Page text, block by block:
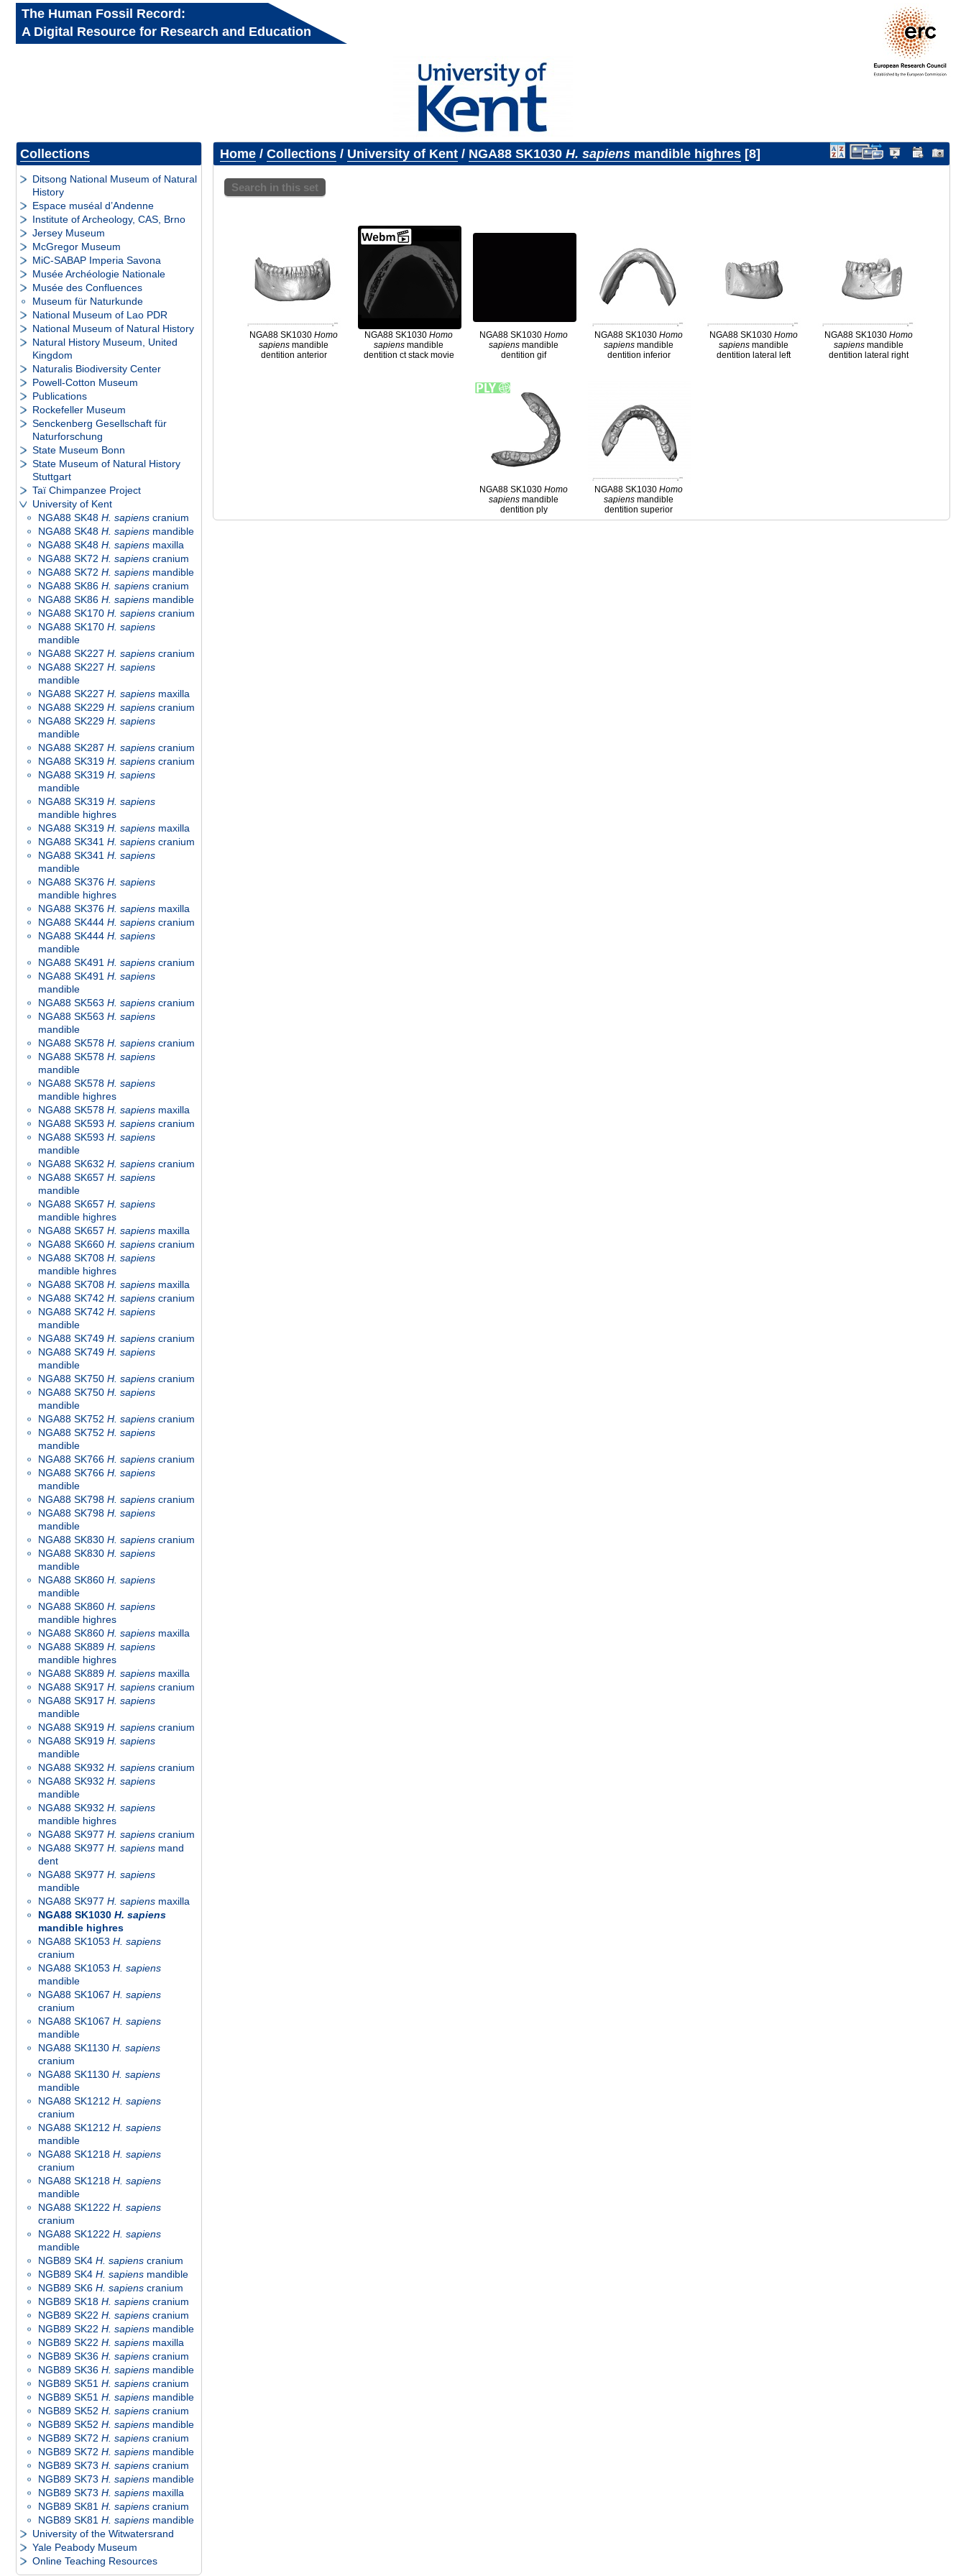
The Human Fossil Record:
A Digital Resource for Research and Education
Collections
Ditsong National Museum of Natural
History
Espace muséal d’Andenne
Institute of Archeology, CAS, Brno
Jersey Museum
McGregor Museum
MiC-SABAP Imperia Savona
Musée Archéologie Nationale
Musée des Confluences
Museum für Naturkunde
National Museum of Lao PDR
National Museum of Natural History
Natural History Museum, United
Kingdom
Naturalis Biodiversity Center
Powell-Cotton Museum
Publications
Rockefeller Museum
Senckenberg Gesellschaft für
Naturforschung
State Museum Bonn
State Museum of Natural History
Stuttgart
Taï Chimpanzee Project
University of Kent
NGA88 SK48 H. sapiens cranium
NGA88 SK48 H. sapiens mandible
NGA88 SK48 H. sapiens maxilla
NGA88 SK72 H. sapiens cranium
NGA88 SK72 H. sapiens mandible
NGA88 SK86 H. sapiens cranium
NGA88 SK86 H. sapiens mandible
NGA88 SK170 H. sapiens cranium
NGA88 SK170 H. sapiens
mandible
NGA88 SK227 H. sapiens cranium
NGA88 SK227 H. sapiens
mandible
NGA88 SK227 H. sapiens maxilla
NGA88 SK229 H. sapiens cranium
NGA88 SK229 H. sapiens
mandible
NGA88 SK287 H. sapiens cranium
NGA88 SK319 H. sapiens cranium
NGA88 SK319 H. sapiens
mandible
NGA88 SK319 H. sapiens
mandible highres
NGA88 SK319 H. sapiens maxilla
NGA88 SK341 H. sapiens cranium
NGA88 SK341 H. sapiens
mandible
NGA88 SK376 H. sapiens
mandible highres
NGA88 SK376 H. sapiens maxilla
NGA88 SK444 H. sapiens cranium
NGA88 SK444 H. sapiens
mandible
NGA88 SK491 H. sapiens cranium
NGA88 SK491 H. sapiens
mandible
NGA88 SK563 H. sapiens cranium
NGA88 SK563 H. sapiens
mandible
NGA88 SK578 H. sapiens cranium
NGA88 SK578 H. sapiens
mandible
NGA88 SK578 H. sapiens
mandible highres
NGA88 SK578 H. sapiens maxilla
NGA88 SK593 H. sapiens cranium
NGA88 SK593 H. sapiens
mandible
NGA88 SK632 H. sapiens cranium
NGA88 SK657 H. sapiens
mandible
NGA88 SK657 H. sapiens
mandible highres
NGA88 SK657 H. sapiens maxilla
NGA88 SK660 H. sapiens cranium
NGA88 SK708 H. sapiens
mandible highres
NGA88 SK708 H. sapiens maxilla
NGA88 SK742 H. sapiens cranium
NGA88 SK742 H. sapiens
mandible
NGA88 SK749 H. sapiens cranium
NGA88 SK749 H. sapiens
mandible
NGA88 SK750 H. sapiens cranium
NGA88 SK750 H. sapiens
mandible
NGA88 SK752 H. sapiens cranium
NGA88 SK752 H. sapiens
mandible
NGA88 SK766 H. sapiens cranium
NGA88 SK766 H. sapiens
mandible
NGA88 SK798 H. sapiens cranium
NGA88 SK798 H. sapiens
mandible
NGA88 SK830 H. sapiens cranium
NGA88 SK830 H. sapiens
mandible
NGA88 SK860 H. sapiens
mandible
NGA88 SK860 H. sapiens
mandible highres
NGA88 SK860 H. sapiens maxilla
NGA88 SK889 H. sapiens
mandible highres
NGA88 SK889 H. sapiens maxilla
NGA88 SK917 H. sapiens cranium
NGA88 SK917 H. sapiens
mandible
NGA88 SK919 H. sapiens cranium
NGA88 SK919 H. sapiens
mandible
NGA88 SK932 H. sapiens cranium
NGA88 SK932 H. sapiens
mandible
NGA88 SK932 H. sapiens
mandible highres
NGA88 SK977 H. sapiens cranium
NGA88 SK977 H. sapiens mand
dent
NGA88 SK977 H. sapiens
mandible
NGA88 SK977 H. sapiens maxilla
NGA88 SK1030 H. sapiens
mandible highres
NGA88 SK1053 H. sapiens
cranium
NGA88 SK1053 H. sapiens
mandible
NGA88 SK1067 H. sapiens
cranium
NGA88 SK1067 H. sapiens
mandible
NGA88 SK1130 H. sapiens
cranium
NGA88 SK1130 H. sapiens
mandible
NGA88 SK1212 H. sapiens
cranium
NGA88 SK1212 H. sapiens
mandible
NGA88 SK1218 H. sapiens
cranium
NGA88 SK1218 H. sapiens
mandible
NGA88 SK1222 H. sapiens
cranium
NGA88 SK1222 H. sapiens
mandible
NGB89 SK4 H. sapiens cranium
NGB89 SK4 H. sapiens mandible
NGB89 SK6 H. sapiens cranium
NGB89 SK18 H. sapiens cranium
NGB89 SK22 H. sapiens cranium
NGB89 SK22 H. sapiens mandible
NGB89 SK22 H. sapiens maxilla
NGB89 SK36 H. sapiens cranium
NGB89 SK36 H. sapiens mandible
NGB89 SK51 H. sapiens cranium
NGB89 SK51 H. sapiens mandible
NGB89 SK52 H. sapiens cranium
NGB89 SK52 H. sapiens mandible
NGB89 SK72 H. sapiens cranium
NGB89 SK72 H. sapiens mandible
NGB89 SK73 H. sapiens cranium
NGB89 SK73 H. sapiens mandible
NGB89 SK73 H. sapiens maxilla
NGB89 SK81 H. sapiens cranium
NGB89 SK81 H. sapiens mandible
University of the Witwatersrand
Yale Peabody Museum
Online Teaching Resources
Home/ Collections/ University of Kent/ NGA88 SK1030 H. sapiensmandible highres 8
Search in this set
NGA88 SK1030Homo
sapiens mandible
dentition anterior
NGA88 SK1030Homo
sapiens mandible
dentition ct stack movie
NGA88 SK1030Homo
sapiens mandible
dentition gif
NGA88 SK1030Homo
sapiens mandible
dentition inferior
NGA88 SK1030Homo
sapiens mandible
dentition lateral left
NGA88 SK1030Homo
sapiens mandible
dentition lateral right
NGA88 SK1030Homo
sapiens mandible
dentition ply
NGA88 SK1030Homo
sapiens mandible
dentition superior